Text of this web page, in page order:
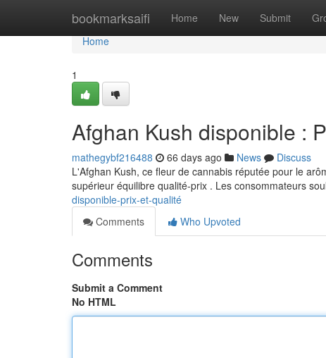
bookmarksaifi Home New Submit
Home
Home
1
Afghan Kush disponible :
mathegybf216488 66 days ago News
Discuss
L'Afghan Kush, ce fleur de cannabis réputée pour le
supérieur équilibre qualité-prix . Les consommateurs
disponible-prix-et-qualité
Comments
Who Upvoted
Comments
Submit a Comment
No HTML